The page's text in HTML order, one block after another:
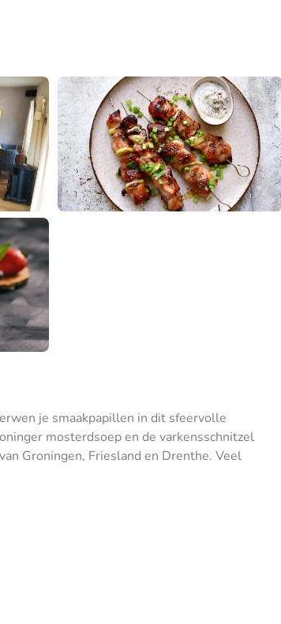
je smaakpapillen in dit sfeervolle
mosterdsoep en de varkensschnitzel
Groningen, Friesland en Drenthe. Veel